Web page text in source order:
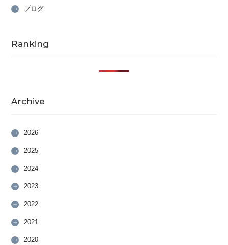
ブログ
Ranking
Archive
2026
2025
2024
2023
2022
2021
2020